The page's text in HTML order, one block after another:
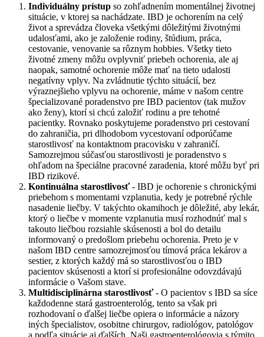
Individuálny prístup so zohľadnením momentálnej životnej
situácie, v ktorej sa nachádzate. IBD je ochorením na celý
život a sprevádza človeka všetkými dôležitými životnými
udalosťami, ako je založenie rodiny, štúdium, práca,
cestovanie, venovanie sa rôznym hobbies. Všetky tieto
životné zmeny môžu ovplyvniť priebeh ochorenia, ale aj
naopak, samotné ochorenie môže mať na tieto udalosti
negatívny vplyv. Na zvládnutie týchto situácií, bez
výraznejšieho vplyvu na ochorenie, máme v našom centre
špecializované poradenstvo pre IBD pacientov (tak mužov
ako ženy), ktorí si chcú založiť rodinu a pre tehotné
pacientky. Rovnako poskytujeme poradenstvo pri cestovaní
do zahraničia, pri dlhodobom vycestovaní odporúčame
starostlivosť na kontaktnom pracovisku v zahraničí.
Samozrejmou súčasťou starostlivosti je poradenstvo s
ohľadom na špeciálne pracovné zaradenia, ktoré môžu byť pri
IBD rizikové.
Kontinuálna starostlivosť- IBD je ochorenie s chronickými
priebehom s momentami vzplanutia, kedy je potrebné rýchle
nasadenie liečby. V takýchto okamihoch je dôležité, aby lekár,
ktorý o liečbe v momente vzplanutia musí rozhodnúť mal s
takouto liečbou rozsiahle skúsenosti a bol do detailu
informovaný o predošlom priebehu ochorenia. Preto je v
našom IBD centre samozrejmosťou tímová práca lekárov a
sestier, z ktorých každý má so starostlivosťou o IBD
pacientov skúsenosti a ktorí si profesionálne odovzdávajú
informácie o Vašom stave.
Multidisciplinárna starostlivosť- O pacientov s IBD sa síce
každodenne stará gastroenterológ, tento sa však pri
rozhodovaní o ďalšej liečbe opiera o informácie a názory
iných špecialistov, osobitne chirurgov, radiológov, patológov
a podľa situácie aj ďalších. Naši gastroenterológovia s týmito